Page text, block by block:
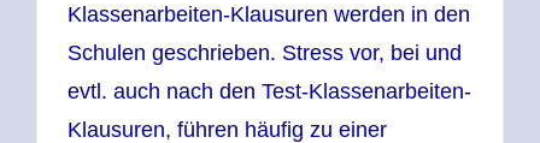
Klassenarbeiten-Klausuren werden in den
Schulen geschrieben. Stress vor, bei und
evtl. auch nach den Test-Klassenarbeiten-
Klausuren, führen häufig zu einer